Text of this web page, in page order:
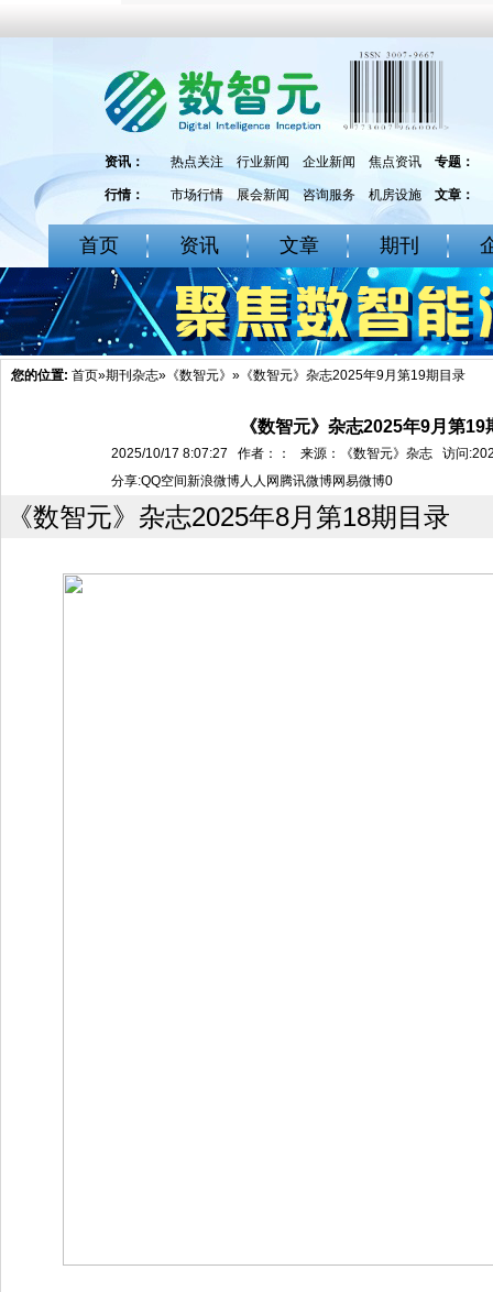
资讯： 热点关注 行业新闻 企业新闻 焦点资讯 专题：
行情： 市场行情 展会新闻 咨询服务 机房设施 文章：
首页 资讯 文章 期刊
您的位置: 首页»期刊杂志» 《数智元》 »《数智元》杂志2025年9月第19期目录
《数智元》杂志2025年9月第19
2025/10/17 8:07:27 作者：： 来源：《数智元》杂志 访问
分享:QQ空间新浪微博人人网 腾讯微博网易微博0
《数智元》杂志2025年8月第18期目录